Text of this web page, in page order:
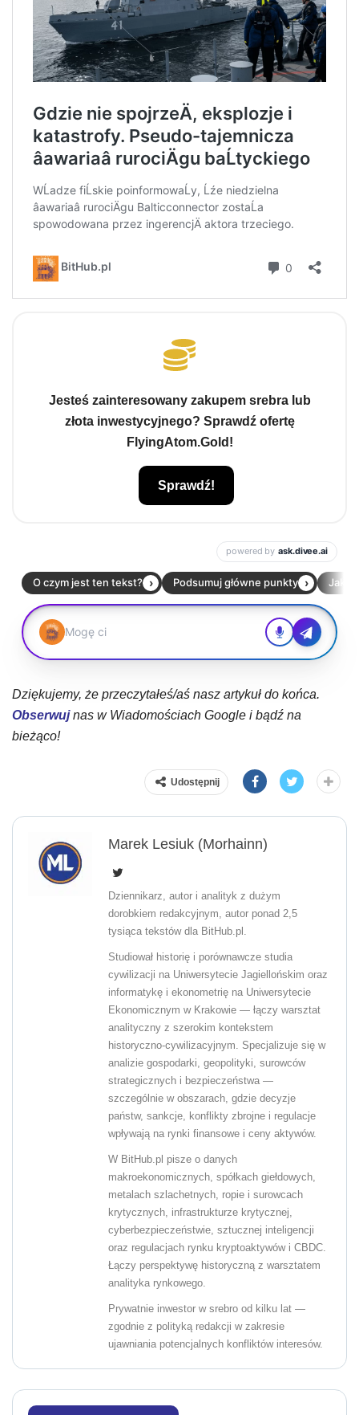
Jesteś zainteresowany zakupem srebra lub
złota inwestycyjnego? Sprawdź ofertę
FlyingAtom.Gold!
Sprawdź!
Dziękujemy, że przeczytałeś/aś nasz artykuł do końca.
Obserwujnas w Wiadomościach Google i bądź na
bieżąco!
Udostępnij
Marek Lesiuk (Morhainn)
Dziennikarz, autor i analityk z dużym
dorobkiem redakcyjnym, autor ponad 2,5
tysiąca tekstów dla BitHub.pl.
Studiował historię i porównawcze studia
cywilizacji na Uniwersytecie Jagiellońskim oraz
informatykę i ekonometrię na Uniwersytecie
Ekonomicznym w Krakowie — łączy warsztat
analityczny z szerokim kontekstem
historyczno-cywilizacyjnym. Specjalizuje się w
analizie gospodarki, geopolityki, surowców
strategicznych i bezpieczeństwa —
szczególnie w obszarach, gdzie decyzje
państw, sankcje, konflikty zbrojne i regulacje
wpływają na rynki finansowe i ceny aktywów.
W BitHub.pl pisze o danych
makroekonomicznych, spółkach giełdowych,
metalach szlachetnych, ropie i surowcach
krytycznych, infrastrukturze krytycznej,
cyberbezpieczeństwie, sztucznej inteligencji
oraz regulacjach rynku kryptoaktywów i CBDC.
Łączy perspektywę historyczną z warsztatem
analityka rynkowego.
Prywatnie inwestor w srebro od kilku lat —
zgodnie z polityką redakcji w zakresie
ujawniania potencjalnych konfliktów interesów.